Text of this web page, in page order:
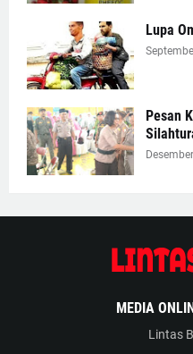
Lupa
Pesan
MEDIA
Lintas